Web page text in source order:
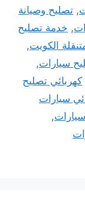
, تصليح وصيانة
, خدمة تصليح
الكويت,
سيارات,
كهربائي تصليح
سيارات
,